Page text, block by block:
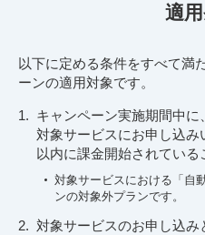
適
以下に定める条件をすべて満
ーンの適用対象です。
キャンペーン実施期間中
対象サービスにお申し込み
以内に課金開始されている
対象サービスにおける「自
ンの対象外プランです。
対象サービスのお申し込